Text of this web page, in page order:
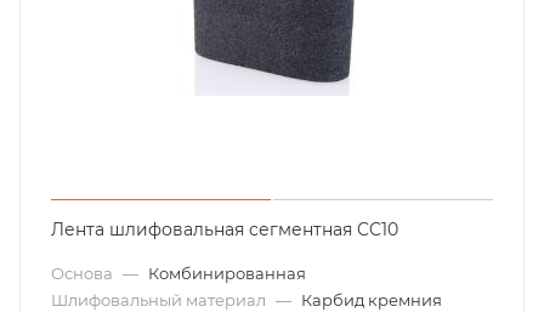
Лента шлифовальная сегментная CC10
Основа — Комбинированная
Шлифовальный материал — Карбид кремния